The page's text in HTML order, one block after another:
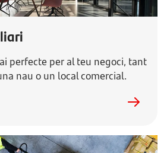
perfecte per al teu negoci, tant
nau o un local comercial.